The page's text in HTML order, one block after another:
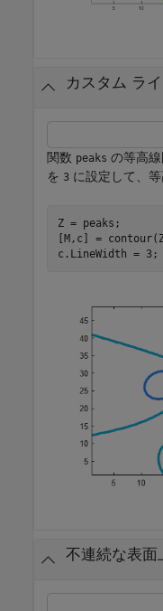
カスタム ラ
関数 peaks の等高線
を 3 に設定して、等
Z = peaks;
[M,c] =
c.LineWidth = 3;
不連続な表面